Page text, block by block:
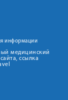
информации
медицинский
ссылка